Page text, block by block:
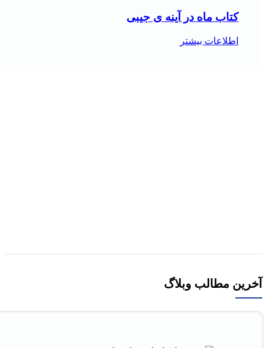
کتاب ماه در آینه ی جیبی
اطلاعات بیشتر
آخرین مطالب وبلاگ